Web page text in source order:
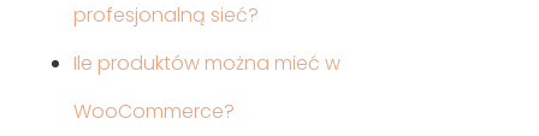
profesjonalną sieć?
Ile produktów można mieć w
WooCommerce?